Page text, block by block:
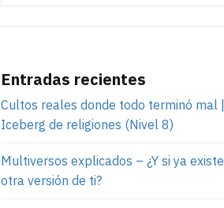
Entradas recientes
Cultos reales donde todo terminó mal |
Iceberg de religiones (Nivel 8)
Multiversos explicados – ¿Y si ya existe
otra versión de ti?